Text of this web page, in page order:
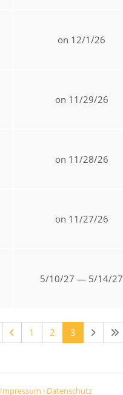
on 12/1/26
on 11/29/26
on 11/28/26
on 11/27/26
5/10/27 — 5/14/27
1 2 3
Impressum · Datenschutz